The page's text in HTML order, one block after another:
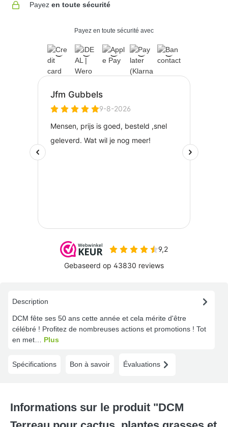
Payez en toute sécurité
Payez en toute sécurité avec
Description
DCM fête ses 50 ans cette année et cela mérite d'être
célébré ! Profitez de nombreuses actions et promotions ! Tot
en met… Plus
Spécifications Bon à savoir Évaluations
Informations sur le produit "DCM